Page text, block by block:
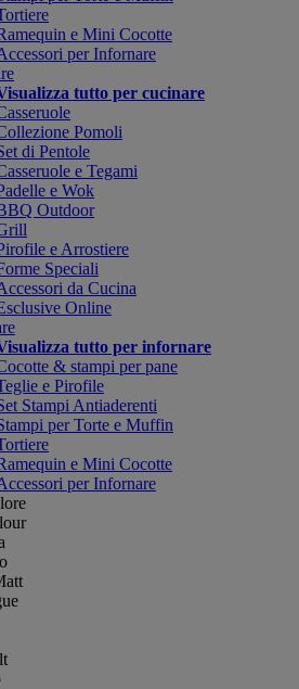
e Mini Cocotte
per Infornare
tutto per cucinare
Pomoli
di Pentole
e Tegami
e Wok
Outdoor
e Arrostiere
Speciali
da Cucina
Online
tutto per infornare
& stampi per pane
e Pirofile
Stampi Antiaderenti
per Torte e Muffin
e Mini Cocotte
per Infornare